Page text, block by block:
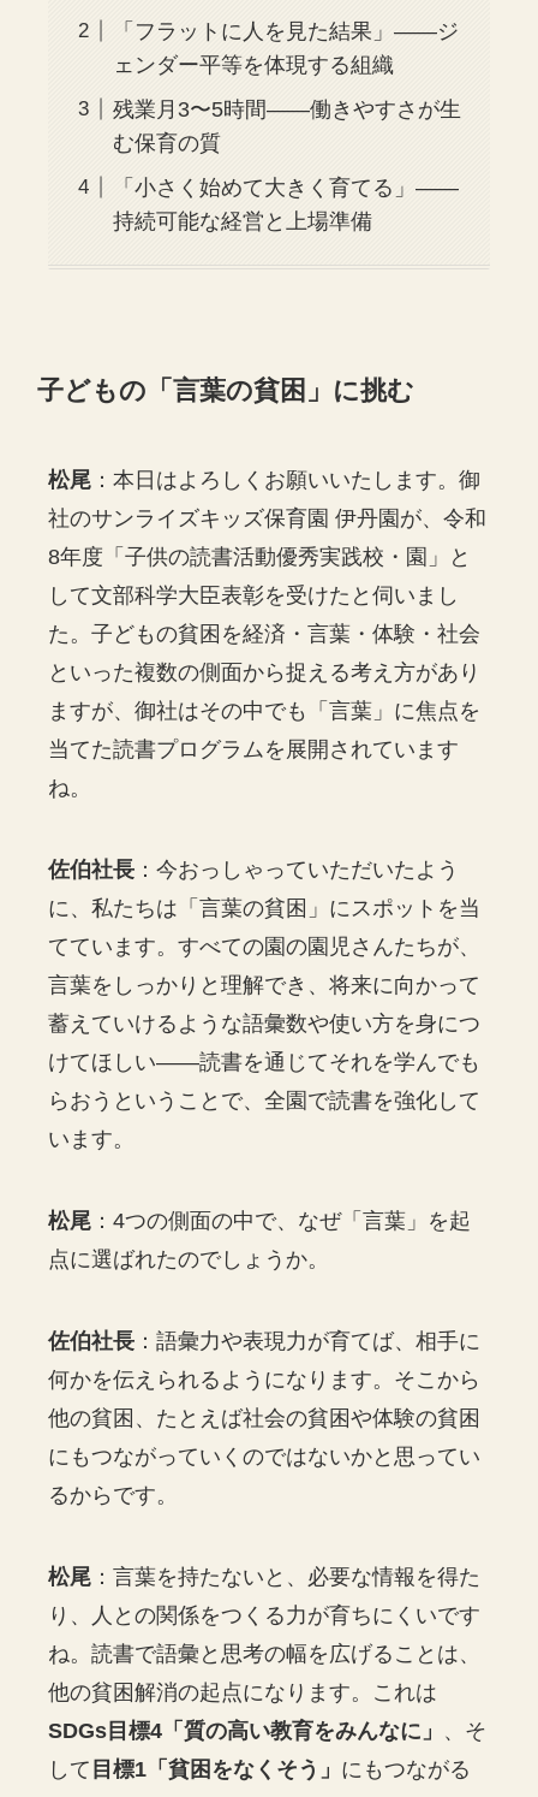
「フラットに人を見た結果」——ジ
ェンダー平等を体現する組織
残業月3〜5時間——働きやすさが生
む保育の質
「小さく始めて大きく育てる」——
持続可能な経営と上場準備
子どもの「言葉の貧困」に挑む
松尾 ：本日はよろしくお願いいたします。御
社のサンライズキッズ保育園 伊丹園が、令和
8年度「子供の読書活動優秀実践校・園」と
して文部科学大臣表彰を受けたと伺いまし
た。子どもの貧困を経済・言葉・体験・社会
といった複数の側面から捉える考え方があり
ますが、御社はその中でも「言葉」に焦点を
当てた読書プログラムを展開されています
ね。
佐伯社長 ：今おっしゃっていただいたよう
に、私たちは「言葉の貧困」にスポットを当
てています。すべての園の園児さんたちが、
言葉をしっかりと理解でき、将来に向かって
蓄えていけるような語彙数や使い方を身につ
けてほしい——読書を通じてそれを学んでも
らおうということで、全園で読書を強化して
います。
松尾 ：4つの側面の中で、なぜ「言葉」を起
点に選ばれたのでしょうか。
佐伯社長 ：語彙力や表現力が育てば、相手に
何かを伝えられるようになります。そこから
他の貧困、たとえば社会の貧困や体験の貧困
にもつながっていくのではないかと思ってい
るからです。
松尾 ：言葉を持たないと、必要な情報を得た
り、人との関係をつくる力が育ちにくいです
ね。読書で語彙と思考の幅を広げることは、
他の貧困解消の起点になります。これは
SDGs目標4「質の高い教育をみんなに」 、そ
して 目標1「貧困をなくそう」 にもつながる